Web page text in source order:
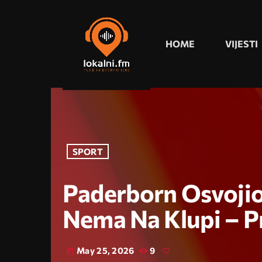
HOME VIJESTI
SPORT
Paderborn
Nema Na Klupi –
today May 25, 2026 9